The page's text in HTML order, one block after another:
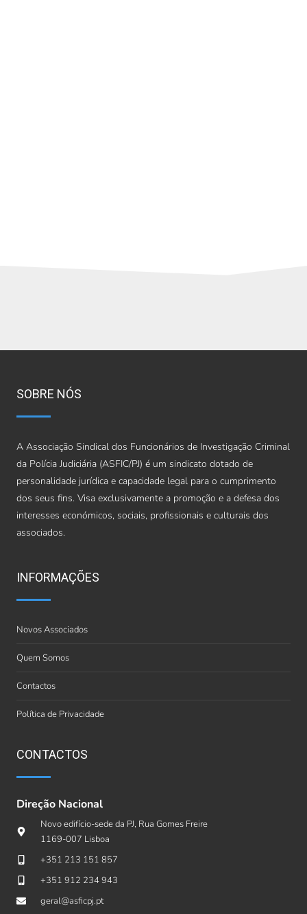
SOBRE NÓS
A Associação Sindical dos Funcionários de Investigação Criminal
da Polícia Judiciária (ASFIC/PJ) é um sindicato dotado de
personalidade jurídica e capacidade legal para o cumprimento
dos seus fins. Visa exclusivamente a promoção e a defesa dos
interesses económicos, sociais, profissionais e culturais dos
associados.
INFORMAÇÕES
Novos Associados
Quem Somos
Contactos
Política de Privacidade
CONTACTOS
Direção Nacional
Novo edifício-sede da PJ, Rua Gomes Freire
1169-007 Lisboa
+351 213 151 857
+351 912 234 943
geral@asficpj.pt